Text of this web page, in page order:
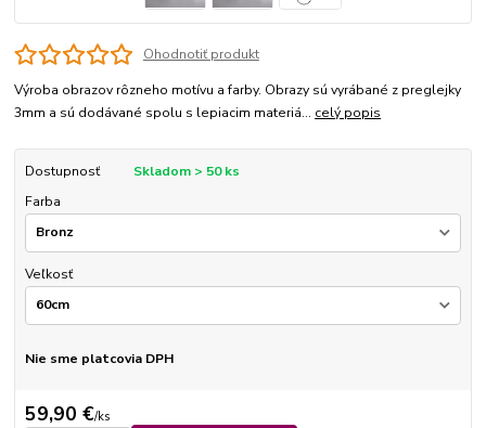
Ohodnotiť produkt
Výroba obrazov rôzneho motívu a farby. Obrazy sú vyrábané z preglejky
3mm a sú dodávané spolu s lepiacim materiá... celý popis
Dostupnosť
Skladom > 50 ks
Farba
Veľkosť
Nie sme platcovia DPH
59,90 €/ks